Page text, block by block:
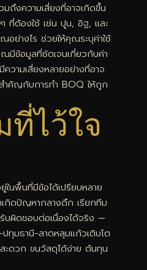
ถึงความเสี่ยงที่อาจเกิดขึ้น
ที่ต้องใช้ เช่น ปูน, อิฐ, และ
ย่างไร ช่วยให้คุณระบุค่าใช้
ณมีข้อมูลที่ชัดเจนเกี่ยวกับค่า
วามเสี่ยงหลายอย่างที่อาจ
ำคัญกับการทำ BOQ ให้ถูก
ไว้ใจ
นพื้นที่มีข้อได้เปรียบหลาย
กิดปัญหากลางดึก เรียกทีม
บผิดชอบต่อเนื่องได้จริง —
ทุมธานี-ลาดหลุมแก้วเติบโต
ะดวก ขนวัสดุได้ง่าย ต้นทุน